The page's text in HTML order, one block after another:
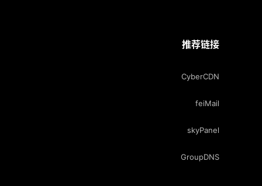
推荐链接
CyberCDN
feiMail
skyPanel
GroupDNS